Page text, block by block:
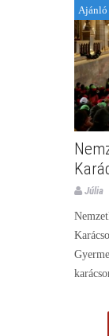
Ajánló
Júlia